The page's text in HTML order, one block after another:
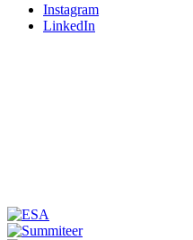
Instagram
LinkedIn